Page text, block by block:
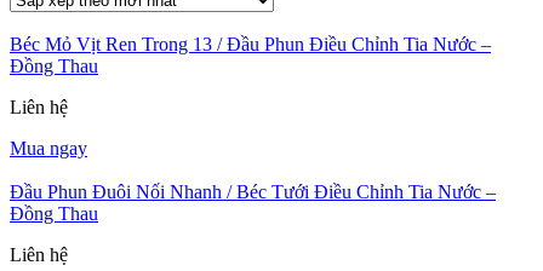
mới
Béc Mỏ Vịt Ren Trong 13 / Đầu Phun Điều Chỉnh Tia Nước –
Đồng Thau
Liên hệ
Mua ngay
Đầu Phun Đuôi Nối Nhanh / Béc Tưới Điều Chỉnh Tia Nước –
Đồng Thau
Liên hệ